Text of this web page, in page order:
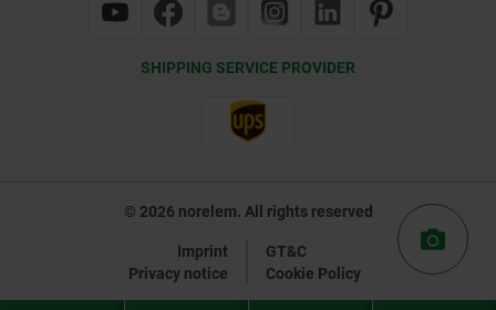
SHIPPING SERVICE PROVIDER
© 2026 norelem. All rights reserved
Imprint
GT&C
Privacy notice
Cookie Policy